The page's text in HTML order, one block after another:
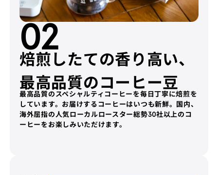
02
焙煎したての香り高い、
最高品質のコーヒー豆
最高品質のスペシャルティコーヒーを毎日丁寧に焙煎を
しています。お届けするコーヒーはいつも新鮮。国内、
海外屈指の人気ローカルロースター総勢30社以上のコ
ーヒーをお楽しみいただけます。